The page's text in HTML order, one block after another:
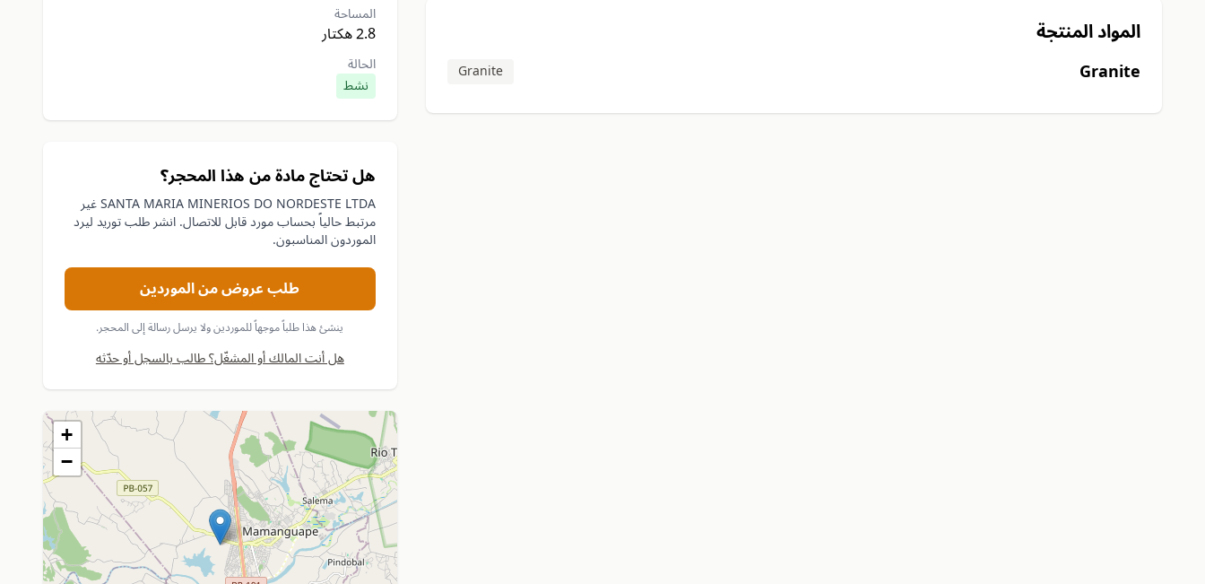
المواد المنتجة
Granite
Granite
المساحة
2.8 هكتار
الحالة
نشط
هل تحتاج مادة من هذا المحجر؟
SANTA MARIA MINERIOS DO NORDESTE LTDA غير
مرتبط حالياً بحساب مورد قابل للاتصال. انشر طلب توريد ليرد
الموردون المناسبون.
طلب عروض من الموردين
ينشئ هذا طلباً موجهاً للموردين ولا يرسل رسالة إلى المحجر.
هل أنت المالك أو المشغّل؟ طالب بالسجل أو حدّثه
+
−